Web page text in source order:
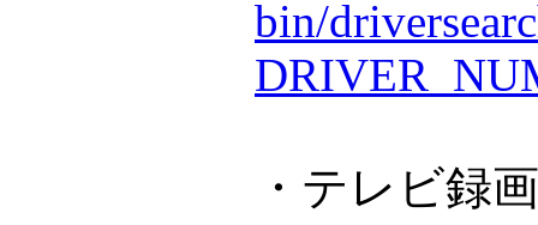
bin/
・テレビ録